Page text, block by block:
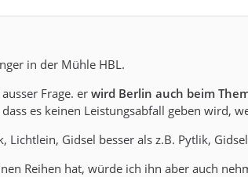
in der Mühle HBL.
Frage. erwird Berlin auch beim
es keinen Leistungsabfall geben wird,
Lichtlein, Gidsel besser als z.B. Pytlik,
Reihen hat, würde ich ihn aber auch